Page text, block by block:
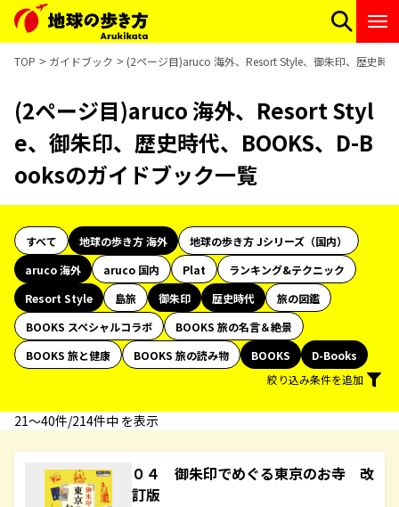
TOP ガイドブック (2ページ目)aruco 海外、Resort Style、御朱印、歴史時
(2ページ目)aruco 海外、Resort Styl
e、御朱印、歴史時代、BOOKS、D-B
ooksのガイドブック一覧
すべて 地球の歩き方 海外
地球の歩き方 Jシリーズ（国内）
aruco 海外
aruco 国内 Plat
ランキング&テクニック
Resort Style
島旅 御朱印 歴史時代
旅の図鑑
BOOKS スペシャルコラボ
BOOKS 旅の名言＆絶景
BOOKS 旅と健康
BOOKS 旅の読み物 BOOKS
D-Books
絞り込み条件を追加
21〜40件/214件中 を表示
０４ 御朱印でめぐる東京のお寺 改
訂版